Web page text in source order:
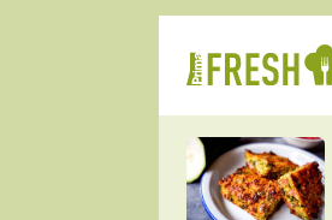
RYCHLOVKY